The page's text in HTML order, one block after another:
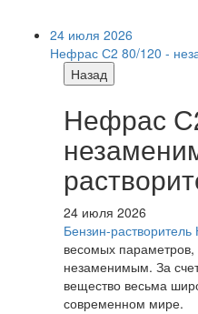
24 июля 2026
Нефрас С2 80/120 -
Назад
Нефрас
24 июля 2026
Бензин-
весомых параметров,
незаменимым. За
вещество весьма
современном мире.